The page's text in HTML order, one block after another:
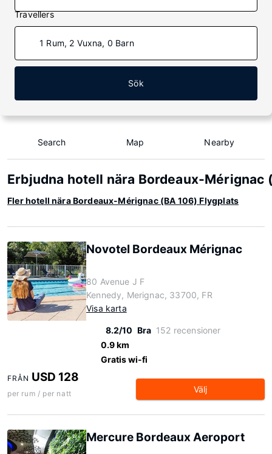
Travellers
1 Rum, 2 Vuxna, 0 Barn
Sök
Search Map Nearby
Erbjudna hotell nära Bordeaux-Mérignac
Fler hotell nära Bordeaux-Mérignac (BA 106) Flygplats
Novotel Bordeaux Mérignac
80 Avenue J F
Kennedy, Merignac, 33700, FR
Visa karta
8.2/10 Bra 152 recensioner
0.9 km
Gratis wi-fi
FRÅN USD 128
per rum / per natt Välj
Mercure Bordeaux Aeroport